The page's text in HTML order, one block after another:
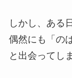
しかし、ある
偶然にも「の
と出会ってし